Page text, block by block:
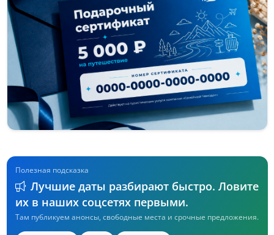
Полезная подсказка
Лучшие даты разбирают быстро. Ловите
их в наших соцсетях первыми.
Там публикуем анонсы, свободные места и срочные предложения.